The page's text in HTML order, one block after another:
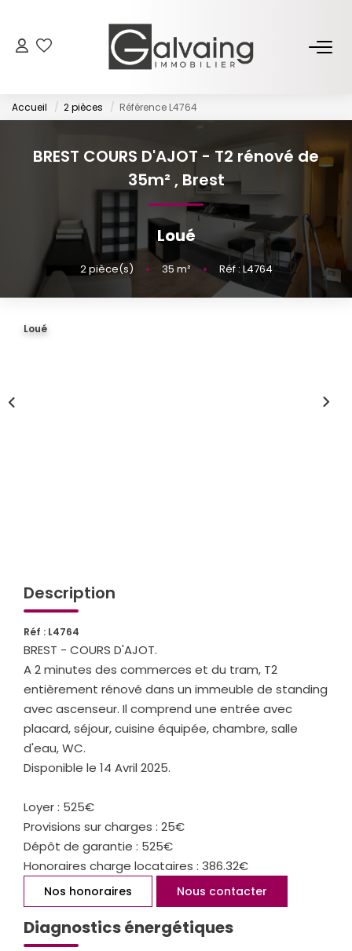
À Vendre
PROGRAMMES NEUFS
ESTIMER
GESTION LOCATIVE
CONTACT
Accueil 2 pièces Référence L4764
BREST COURS D'AJOT - T2 rénové de
35m² , Brest
Loué
2pièce(s) • 35 m² • Réf : L4764
Loué
Description
Réf : L4764
BREST - COURS D'AJOT.
A 2 minutes des commerces et du tram, T2
entièrement rénové dans un immeuble de standing
avec ascenseur. Il comprend une entrée avec
placard, séjour, cuisine équipée, chambre, salle
d'eau, WC.
Disponible le 14 Avril 2025.
Loyer : 525€
Provisions sur charges : 25€
Dépôt de garantie : 525€
Honoraires charge locataires : 386.32€
Nos honoraires Nous contacter
Diagnostics énergétiques